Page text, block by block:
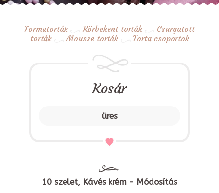
Formatorták Körbekent torták
Csurgatott
torták
Mousse torták Torta csoportok
Kosár
üres
10 szelet, Kávés krém - Módosítás